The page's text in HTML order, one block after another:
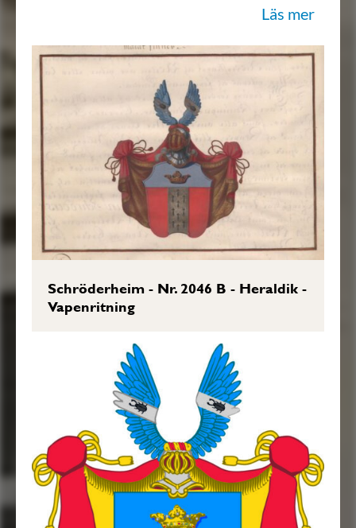
Bande af Silfwer, och deruppå äfwen
Hielm Krantsen är af Guld och Rödt, och
Wapentäcket till Yttra sidan Rödt och till
den Inra af Guld. Aldeles som detsamma
Här bredewid med sina rätta och
egenteliga Färgor afmålat finnes.”
Sköldebrevet i original, RHA.
Transkription: Göran Mörner, 2019-02-
12.
Läs mer
Schröderheim - Nr. 2046 B - Heraldik -
Vapenritning